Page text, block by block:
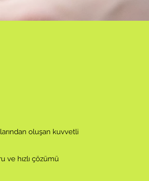
oluşan kuvvetli
ve hızlı çözümü